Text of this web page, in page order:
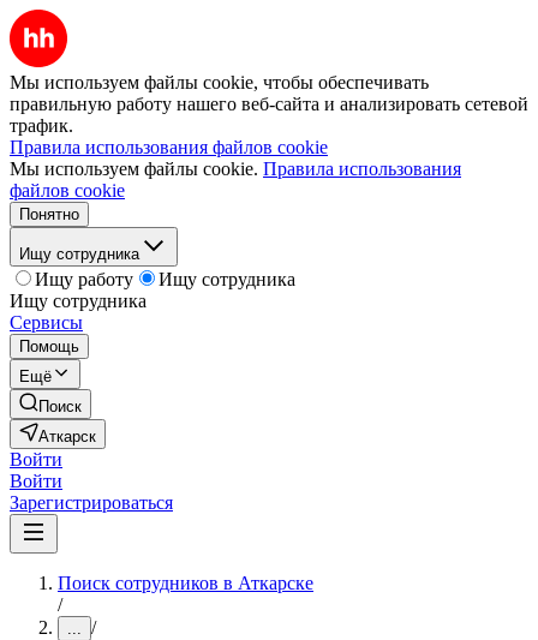
Мы используем файлы cookie, чтобы обеспечивать
правильную работу нашего веб-сайта и анализировать сетевой
трафик.
Правила использования файлов cookie
Мы используем файлы cookie. Правила использования
файлов cookie
Понятно
Ищу сотрудника
Ищу работу
Ищу сотрудника
Ищу сотрудника
Сервисы
Помощь
Ещё
Поиск
Аткарск
Войти
Войти
Зарегистрироваться
Поиск сотрудников в Аткарске
/
... /